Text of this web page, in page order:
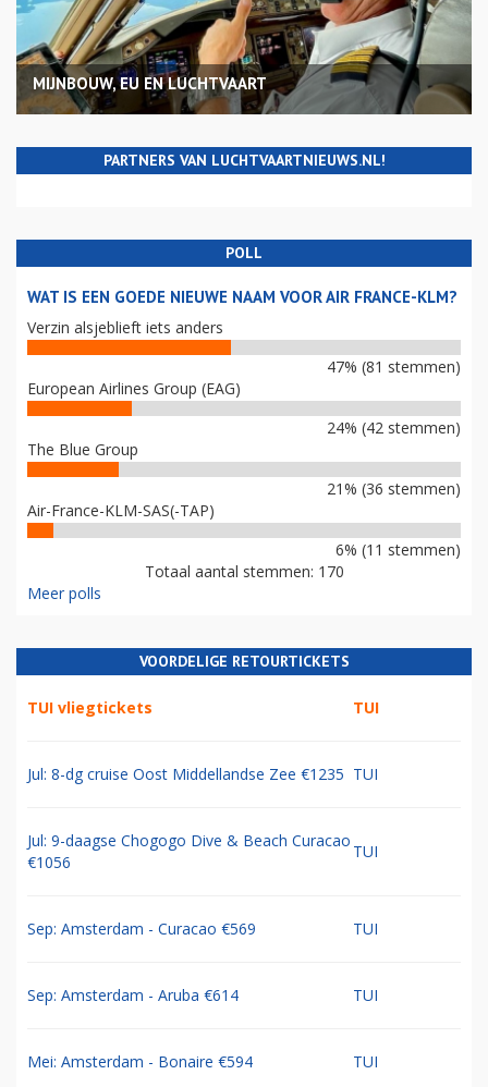
MIJNBOUW, EU EN LUCHTVAART
PARTNERS VAN LUCHTVAARTNIEUWS.NL!
POLL
WAT IS EEN GOEDE NIEUWE NAAM VOOR AIR FRANCE-KLM?
Verzin alsjeblieft iets anders
47% (81 stemmen)
European Airlines Group (EAG)
24% (42 stemmen)
The Blue Group
21% (36 stemmen)
Air-France-KLM-SAS(-TAP)
6% (11 stemmen)
Totaal aantal stemmen: 170
Meer polls
VOORDELIGE RETOURTICKETS
TUI vliegtickets TUI
Jul: 8-dg cruise Oost Middellandse Zee €1235 TUI
Jul: 9-daagse Chogogo Dive & Beach Curacao
€1056
TUI
Sep: Amsterdam - Curacao €569 TUI
Sep: Amsterdam - Aruba €614 TUI
Mei: Amsterdam - Bonaire €594 TUI